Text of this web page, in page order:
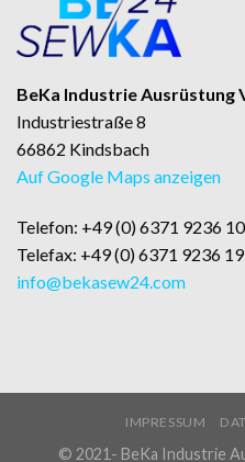
BeKa Industrie Ausrüstung
Industriestraße 8
66862 Kindsbach
Auf Google Maps anzeigen
Telefon: +49 (0) 6371 9236 10
Telefax: +49 (0) 6371 9236 19
info@bekasew24.com
IMPRESSUM
© 2021- BeKa Industrie